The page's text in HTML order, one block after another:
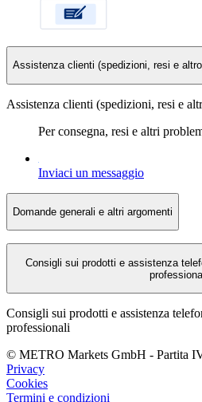
Assistenza clienti (spedizioni, resi e
Assistenza clienti (spedizioni, resi e
Per consegna, resi e altri
Inviaci un messaggio
Domande generali e altri argomenti
Consigli sui prodotti e assistenza
Consigli sui prodotti e assistenza
professionali
© METRO Markets GmbH - Partita
Privacy
Cookies
Termini e condizioni